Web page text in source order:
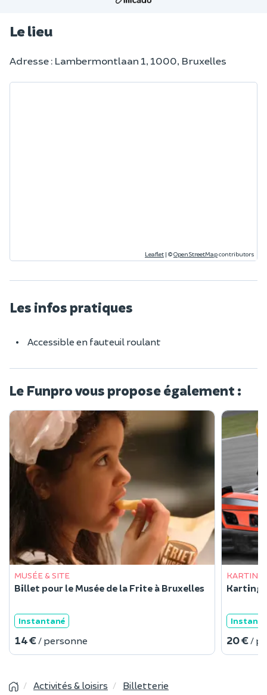
Le lieu
Adresse : Lambermontlaan 1, 1000, Bruxelles
Leaflet | ©OpenStreetMapcontributors
Les infos pratiques
Accessible en fauteuil roulant
Le Funpro vous propose également :
MUSÉE & SITE
Billet pour le Musée de la Frite à Bruxelles
Instantané
14 € / personne
KARTING
Karting
20 € /
Activités & loisirs
Billetterie